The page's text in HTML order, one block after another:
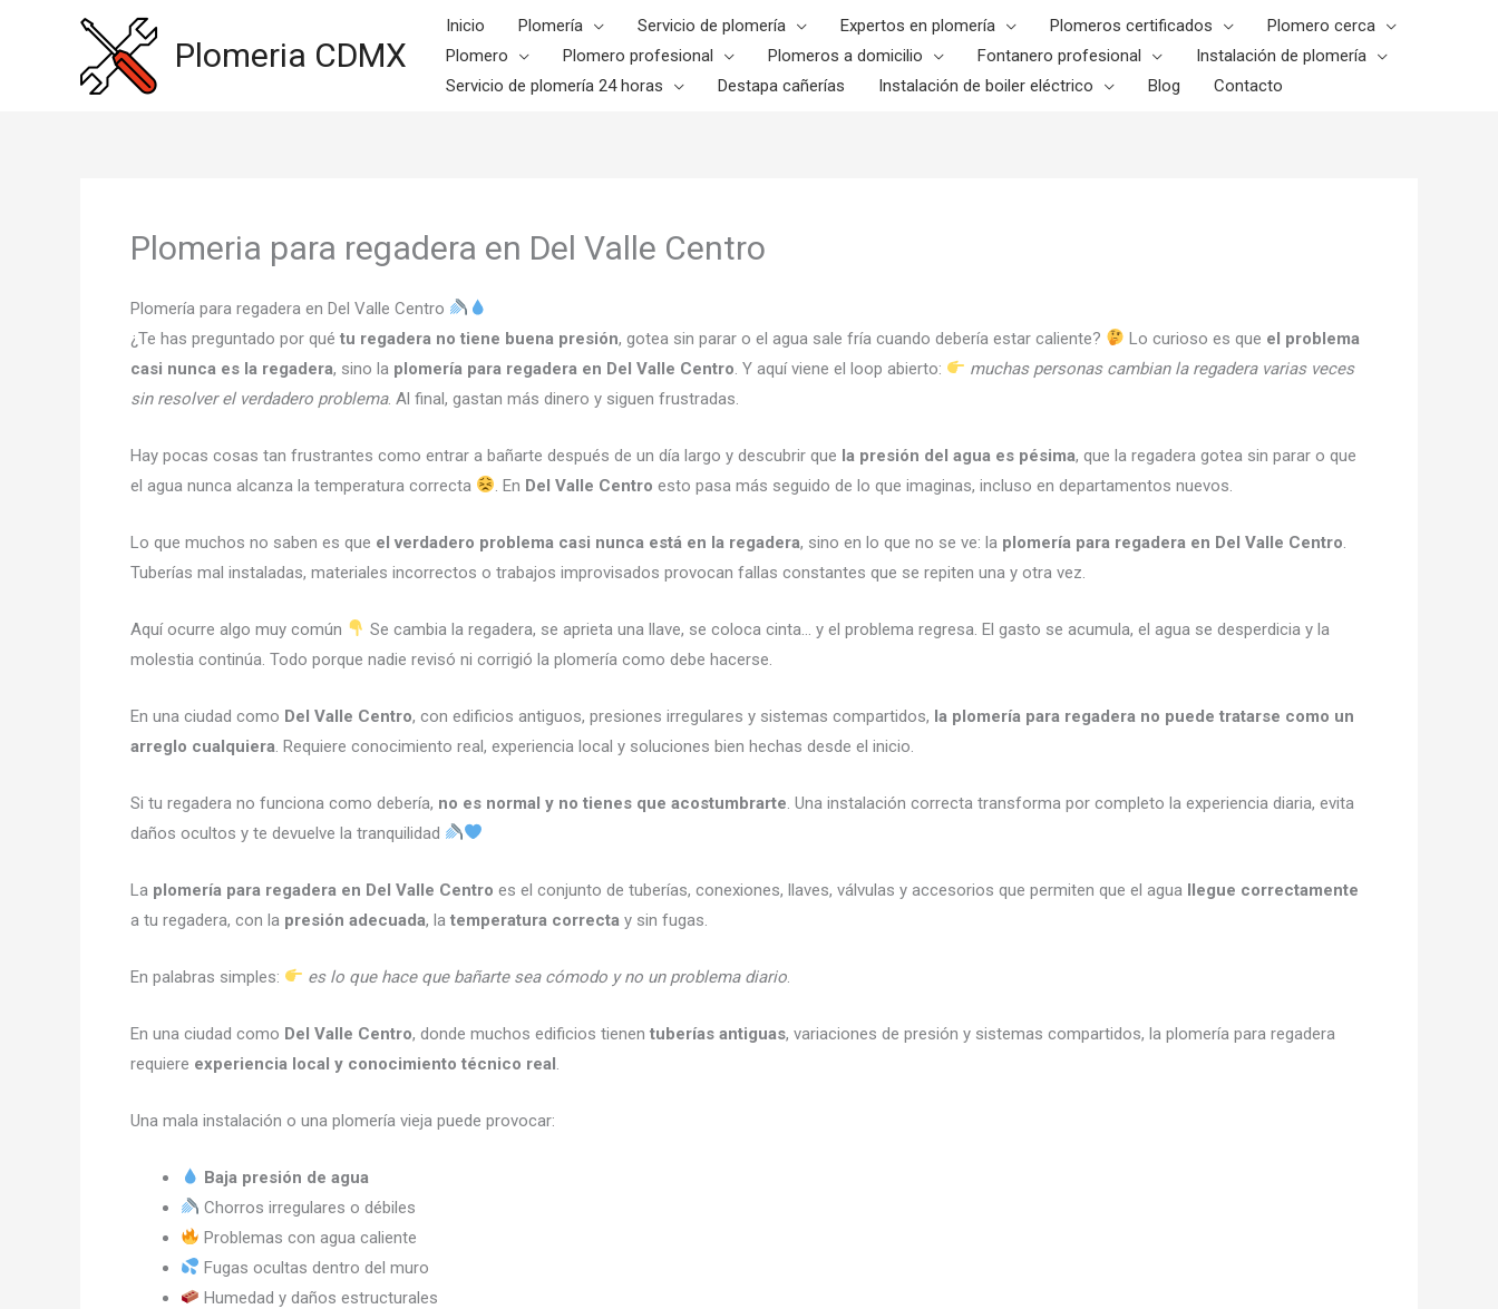
Plomeria CDMX
Inicio Plomería Servicio de plomería Expertos en plomería Plomeros certificados
Plomero cerca
Plomero
Plomero profesional Plomeros a domicilio Fontanero profesional
Instalación de plomería
Servicio de plomería 24 horas
Destapa cañerías Instalación de boiler eléctrico Blog Contacto
Plomeria para regadera en Del Valle Centro
Plomería para regadera en Del Valle Centro
¿Te has preguntado por qué tu regadera no tiene buena presión, gotea sin parar o el agua sale fría cuando debería estar caliente? Lo curioso es que el problema
casi nunca es la regadera, sino la plomería para regadera en Del Valle Centro . Y aquí viene el loop abierto:
muchas personas cambian la regadera varias veces
sin resolver el verdadero problema. Al final, gastan más dinero y siguen frustradas.
Hay pocas cosas tan frustrantes como entrar a bañarte después de un día largo y descubrir que la presión del agua es pésima, que la regadera gotea sin parar o que
el agua nunca alcanza la temperatura correcta
. En Del Valle Centro esto pasa más seguido de lo que imaginas, incluso en departamentos nuevos.
Lo que muchos no saben es que el verdadero problema casi nunca está en la regadera, sino en lo que no se ve: la plomería para regadera en Del Valle Centro
Tuberías mal instaladas, materiales incorrectos o trabajos improvisados provocan fallas constantes que se repiten una y otra vez.
Aquí ocurre algo muy común
Se cambia la regadera, se aprieta una llave, se coloca cinta… y el problema regresa. El gasto se acumula, el agua se desperdicia y la
molestia continúa. Todo porque nadie revisó ni corrigió la plomería como debe hacerse.
En una ciudad como Del Valle Centro, con edificios antiguos, presiones irregulares y sistemas compartidos, la plomería para regadera no puede tratarse como un
arreglo cualquiera . Requiere conocimiento real, experiencia local y soluciones bien hechas desde el inicio.
Si tu regadera no funciona como debería, no es normal y no tienes que acostumbrarte . Una instalación correcta transforma por completo la experiencia diaria, evita
daños ocultos y te devuelve la tranquilidad
La plomería para regadera en Del Valle Centro es el conjunto de tuberías, conexiones, llaves, válvulas y accesorios que permiten que el agua llegue correctamente
a tu regadera, con la presión adecuada, la temperatura correcta y sin fugas.
En palabras simples: es lo que hace que bañarte sea cómodo y no un problema diario
En una ciudad como Del Valle Centro, donde muchos edificios tienen tuberías antiguas, variaciones de presión y sistemas compartidos, la plomería para regadera
requiere experiencia local y conocimiento técnico real
Una mala instalación o una plomería vieja puede provocar:
Baja presión de agua
Chorros irregulares o débiles
Problemas con agua caliente
Fugas ocultas dentro del muro
Humedad y daños estructurales